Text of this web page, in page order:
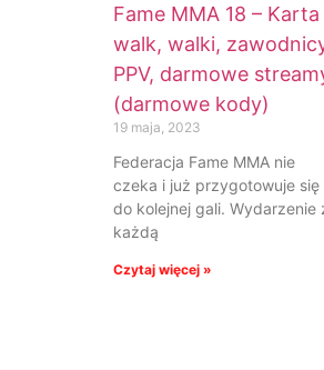
Fame MMA 18 – Karta
walk, walki,
PPV, darmowe
(darmowe kody)
19 maja, 2023
Federacja Fame MMA nie
czeka i już przygotowuje się
do kolejnej gali. Wydarzenie
każdą
Czytaj więcej »